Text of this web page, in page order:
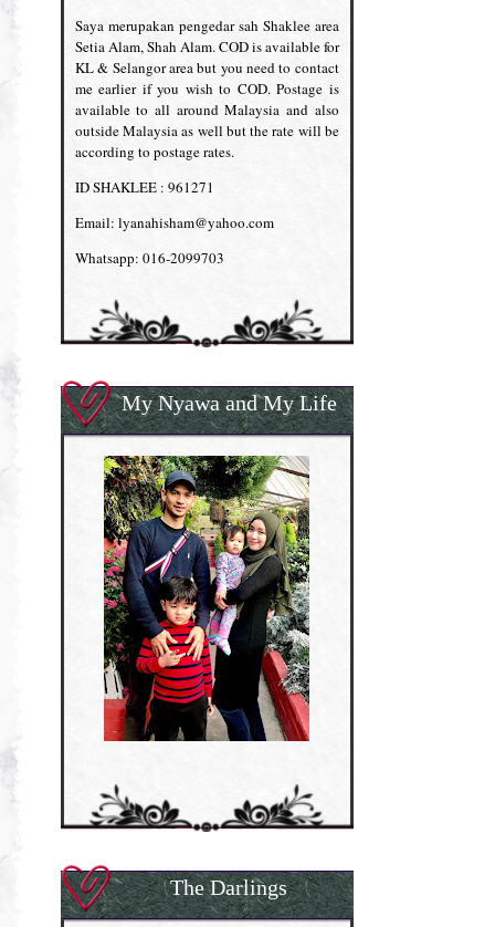
Saya merupakan pengedar sah Shaklee area
Setia Alam, Shah Alam. COD is available for
KL & Selangor area but you need to contact
me earlier if you wish to COD. Postage is
available to all around Malaysia and also
outside Malaysia as well but the rate will be
according to postage rates.
ID SHAKLEE : 961271
Email: lyanahisham@yahoo.com
Whatsapp: 016-2099703
My Nyawa and My Life
The Darlings